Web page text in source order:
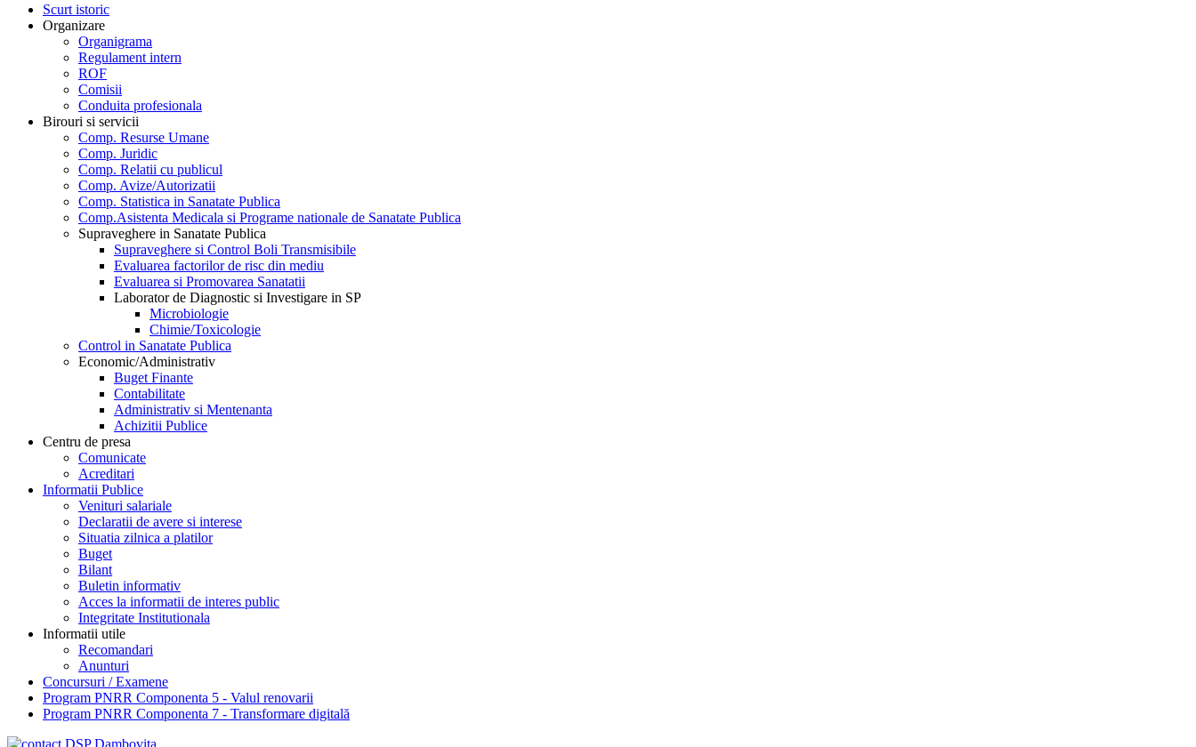
Scurt istoric
Organizare
Organigrama
Regulament intern
ROF
Comisii
Conduita profesionala
Birouri si servicii
Comp. Resurse Umane
Comp. Juridic
Comp. Relatii cu publicul
Comp. Avize/Autorizatii
Comp. Statistica in Sanatate Publica
Comp.Asistenta Medicala si Programe nationale de Sanatate Publica
Supraveghere in Sanatate Publica
Supraveghere si Control Boli Transmisibile
Evaluarea factorilor de risc din mediu
Evaluarea si Promovarea Sanatatii
Laborator de Diagnostic si Investigare in SP
Microbiologie
Chimie/Toxicologie
Control in Sanatate Publica
Economic/Administrativ
Buget Finante
Contabilitate
Administrativ si Mentenanta
Achizitii Publice
Centru de presa
Comunicate
Acreditari
Informatii Publice
Venituri salariale
Declaratii de avere si interese
Situatia zilnica a platilor
Buget
Bilant
Buletin informativ
Acces la informatii de interes public
Integritate Institutionala
Informatii utile
Recomandari
Anunturi
Concursuri / Examene
Program PNRR Componenta 5 - Valul renovarii
Program PNRR Componenta 7 - Transformare digitală